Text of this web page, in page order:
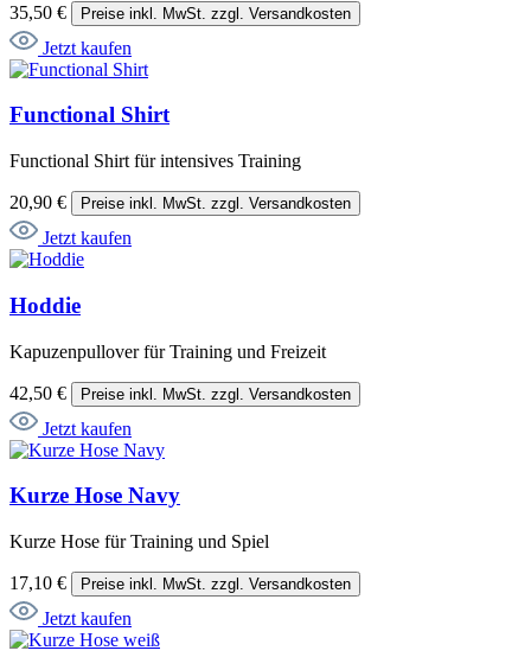
35,50 € Preise inkl. MwSt. zzgl. Versandkosten
Jetzt kaufen
Functional Shirt
Functional Shirt für intensives Training
20,90 € Preise inkl. MwSt. zzgl. Versandkosten
Jetzt kaufen
Hoddie
Kapuzenpullover für Training und Freizeit
42,50 € Preise inkl. MwSt. zzgl. Versandkosten
Jetzt kaufen
Kurze Hose Navy
Kurze Hose für Training und Spiel
17,10 € Preise inkl. MwSt. zzgl. Versandkosten
Jetzt kaufen